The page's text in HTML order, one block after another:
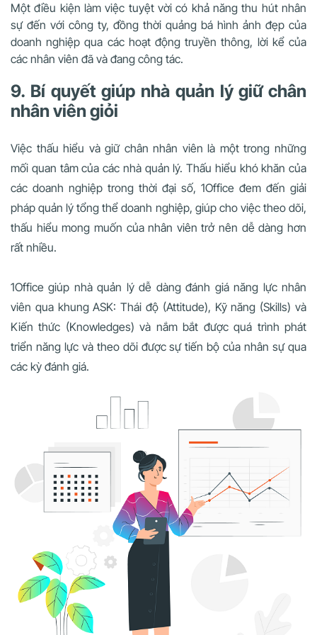
Một điều kiện làm việc tuyệt vời có khả năng thu hút nhân
sự đến với công ty, đồng thời quảng bá hình ảnh đẹp của
doanh nghiệp qua các hoạt động truyền thông, lời kể của
các nhân viên đã và đang công tác.
9. Bí quyết giúp nhà quản lý giữ chân
nhân viên giỏi
Việc thấu hiểu và giữ chân nhân viên là một trong những
mối quan tâm của các nhà quản lý. Thấu hiểu khó khăn của
các doanh nghiệp trong thời đại số, 1Office đem đến giải
pháp quản lý tổng thể doanh nghiệp, giúp cho việc theo dõi,
thấu hiểu mong muốn của nhân viên trở nên dễ dàng hơn
rất nhiều.
1Office giúp nhà quản lý dễ dàng đánh giá năng lực nhân
viên qua khung ASK: Thái độ (Attitude), Kỹ năng (Skills) và
Kiến thức (Knowledges) và nắm bắt được quá trình phát
triển năng lực và theo dõi được sự tiến bộ của nhân sự qua
các kỳ đánh giá.